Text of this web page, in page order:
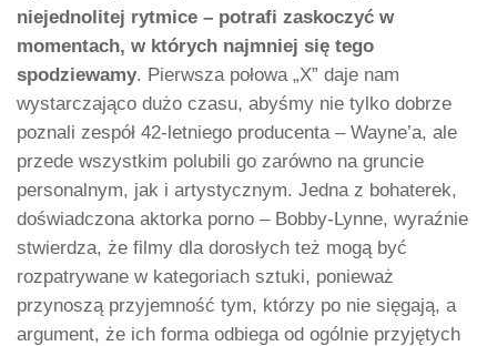
niejednolitej rytmice – potrafi zaskoczyć w
momentach, w których najmniej się tego
spodziewamy. Pierwsza połowa „X” daje nam
wystarczająco dużo czasu, abyśmy nie tylko dobrze
poznali zespół 42-letniego producenta – Wayne’a, ale
przede wszystkim polubili go zarówno na gruncie
personalnym, jak i artystycznym. Jedna z bohaterek,
doświadczona aktorka porno – Bobby-Lynne, wyraźnie
stwierdza, że filmy dla dorosłych też mogą być
rozpatrywane w kategoriach sztuki, ponieważ
przynoszą przyjemność tym, którzy po nie sięgają, a
argument, że ich forma odbiega od ogólnie przyjętych